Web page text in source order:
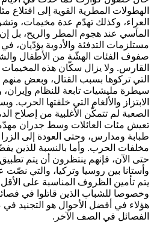
الهطولات المطرية القوية إلى اقتلاع
العراء، وكذلك تهدّم عدة مخيمات،
المآسي عند هجوم المطر والريح، بل
مستلزمات التدفئة والأدوية يؤدّيان،
صفوف الفئات الهشّة من الأطفال
القارس. ولا يزال سكّان هذه المخيمات
التي تركوها بسبب القتال، وبعض
سيطرة مليشيات تابعة للنظام
الابتزاز والألغام التي خلفتها الحرب.
الصعبة لم تتمكّن الأغلبية من إصلاح
تعيش مئات العائلات وسط جدران
طبابة ومدارس، وحتى العودة إلى
مخلفات الحرب. وأما بالنسبة للذين
حتى الآن، فإنهم ينتظرون أن يتم
وأستانا بين روسيا وتركيا، والتي نصّت
يتم تأمين الظروف المناسبة على الأقل
وخصوصا للشباب الذين قاتلوا في
هؤلاء في أفضل الأحوال هو التجنيد
الفصائل في الصف الآخر.